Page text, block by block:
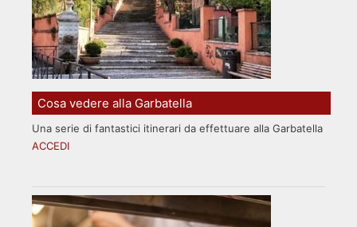
Cosa vedere alla Garbatella
Una serie di fantastici itinerari da effettuare alla Garbatella
ACCEDI